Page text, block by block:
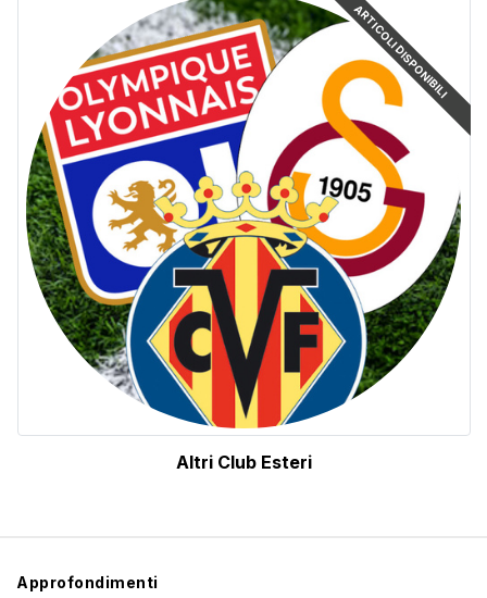
ARTICOLI DISPONIBILI
Altri Club Esteri
Approfondimenti